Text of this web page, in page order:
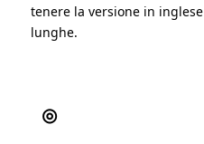
tenere la versione in
lunghe.
◎